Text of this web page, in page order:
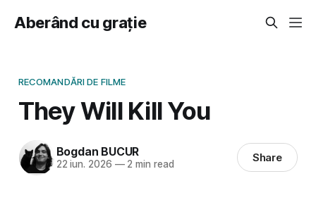
Aberând cu grație
RECOMANDĂRI DE FILME
They Will Kill You
Bogdan BUCUR
22 iun. 2026 —2 min read Share